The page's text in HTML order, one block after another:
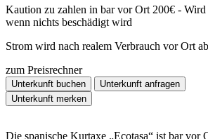
Kaution zu zahlen in bar vor Ort 200€ - Wird
wenn nichts beschädigt wird
Strom wird nach realem Verbrauch vor Ort
zum Preisrechner
Unterkunft buchen
Unterkunft anfragen
Unterkunft merken
Die spanische Kurtaxe „Ecotasa“ ist bar vor